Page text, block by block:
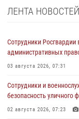
ЛЕНТА НОВОСТЕЙ
Сотрудники Росгвардии
административных
03 августа 2026, 07:31
Сотрудники и
безопасность уличного
02 августа 2026, 07:23